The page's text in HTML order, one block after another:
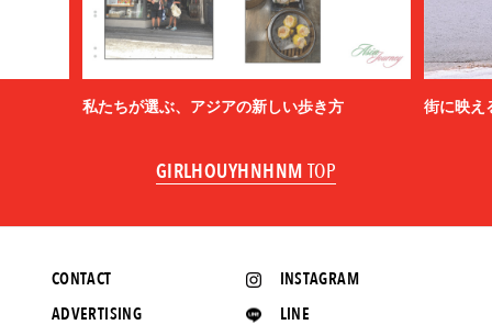
私たちが選ぶ、アジアの新しい歩き方 街に映え
GIRLHOUYHNHNM TOP
INSTAGRAM
LINE
CONTACT
ADVERTISING